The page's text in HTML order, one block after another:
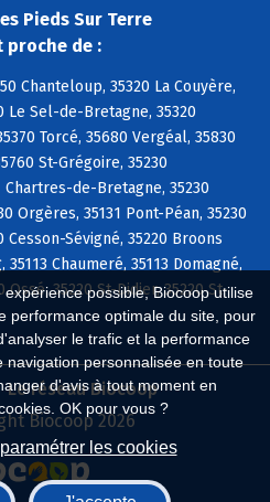
possible, Biocoop utilise
performance optimale du site, pour
le trafic et la performance
personnalisée en toute
d'avis à tout moment en
OK pour vous ?
les cookies
Pieds Sur Terre
proche de :
Chanteloup, 35320 La Couyère,
Le Sel-de-Bretagne, 35320
Torcé, 35680 Vergéal, 35830
St-Grégoire, 35230
Chartres-de-Bretagne, 35230
Orgères, 35131 Pont-Péan, 35230
Cesson-Sévigné, 35220 Broons
Chaumeré, 35113 Domagné,
35220 St-Didier, 35220 St-
Le réseau Biocoop
Biocoop 2026